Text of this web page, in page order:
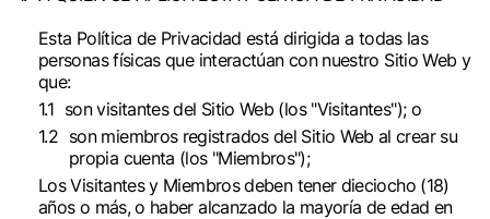
Esta Política de Privacidad está dirigida a todas las
personas físicas que interactúan con nuestro Sitio Web y
que:
son visitantes del Sitio Web (los "Visitantes"); o
son miembros registrados del Sitio Web al crear su
propia cuenta (los "Miembros");
Los Visitantes y Miembros deben tener dieciocho (18)
años o más, o haber alcanzado la mayoría de edad en